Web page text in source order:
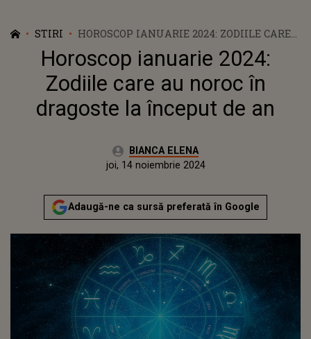
STIRI
HOROSCOP IANUARIE 2024: ZODIILE CARE
AU NOROC ÎN DRAGOSTE LA ÎNCEPUT DE
AN
Horoscop ianuarie 2024:
Zodiile care au noroc în
dragoste la început de an
Autor:BIANCA ELENA
marți, 14 noiembrie 2023Actualizat:
joi, 14 noiembrie 2024
Adaugă-ne ca sursă preferată în Google